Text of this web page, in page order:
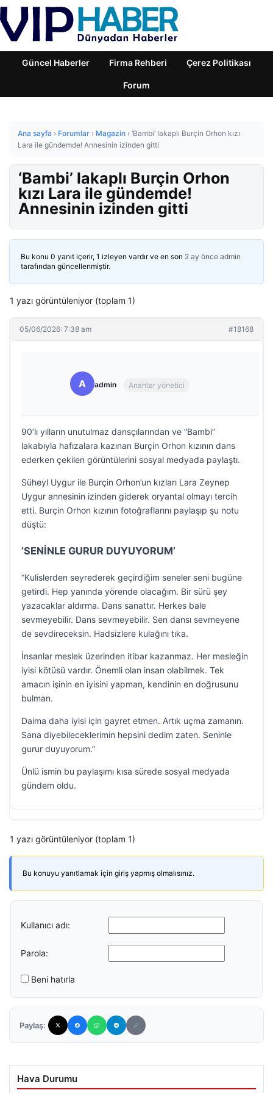
Güncel Haberler Firma Rehberi Çerez Politikası
Forum
Ana sayfa › Forumlar › Magazin › ‘Bambi’ lakaplı Burçin Orhon kızı
Lara ile gündemde! Annesinin izinden gitti
‘Bambi’ lakaplı Burçin Orhon
kızı Lara ile gündemde!
Annesinin izinden gitti
Bu konu 0 yanıt içerir, 1 izleyen vardır ve en son 2 ay önce admin
tarafından güncellenmiştir.
1 yazı görüntüleniyor (toplam 1)
05/06/2026: 7:38 am #18168
A admin Anahtar yönetici
90’lı yılların unutulmaz dansçılarından ve “Bambi”
lakabıyla hafızalara kazınan Burçin Orhon kızının dans
ederken çekilen görüntülerini sosyal medyada paylaştı.
Süheyl Uygur ile Burçin Orhon’un kızları Lara Zeynep
Uygur annesinin izinden giderek oryantal olmayı tercih
etti. Burçin Orhon kızının fotoğraflarını paylaşıp şu notu
düştü:
‘SENİNLE GURUR DUYUYORUM’
“Kulislerden seyrederek geçirdiğim seneler seni bugüne
getirdi. Hep yanında yörende olacağım. Bir sürü şey
yazacaklar aldırma. Dans sanattır. Herkes bale
sevmeyebilir. Dans sevmeyebilir. Sen dansı sevmeyene
de sevdireceksin. Hadsizlere kulağını tıka.
İnsanlar meslek üzerinden itibar kazanmaz. Her mesleğin
iyisi kötüsü vardır. Önemli olan insan olabilmek. Tek
amacın işinin en iyisini yapman, kendinin en doğrusunu
bulman.
Daima daha iyisi için gayret etmen. Artık uçma zamanın.
Sana diyebileceklerimin hepsini dedim zaten. Seninle
gurur duyuyorum.”
Ünlü ismin bu paylaşımı kısa sürede sosyal medyada
gündem oldu.
1 yazı görüntüleniyor (toplam 1)
Bu konuyu yanıtlamak için giriş yapmış olmalısınız.
Kullanıcı adı:
Parola:
Beni hatırla
Paylaş:
Hava Durumu